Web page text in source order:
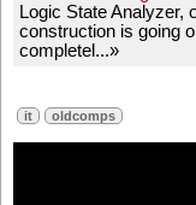
Logic State Analyzer,
construction is going
completel...»
it oldcomps